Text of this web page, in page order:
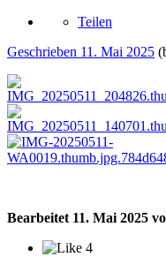
Teilen
Geschrieben 11. Mai 2025
Bearbeitet 11. Mai 2025
4